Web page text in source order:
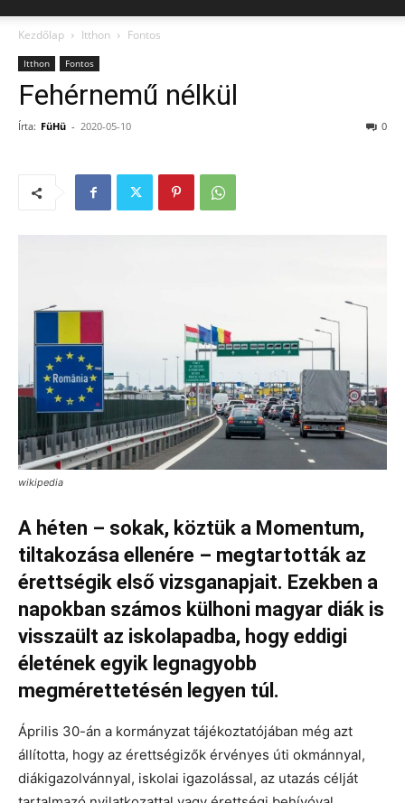
Kezdőlap Itthon Fontos
Itthon Fontos
Fehérnemű nélkül
Írta: FüHü - 2020-05-10 0
wikipedia
A héten – sokak, köztük a Momentum,
tiltakozása ellenére – megtartották az
érettségik első vizsganapjait. Ezekben a
napokban számos külhoni magyar diák is
visszaült az iskolapadba, hogy eddigi
életének egyik legnagyobb
megmérettetésén legyen túl.
Április 30-án a kormányzat tájékoztatójában még azt
állította, hogy az érettségizők érvényes úti okmánnyal,
diákigazolvánnyal, iskolai igazolással, az utazás célját